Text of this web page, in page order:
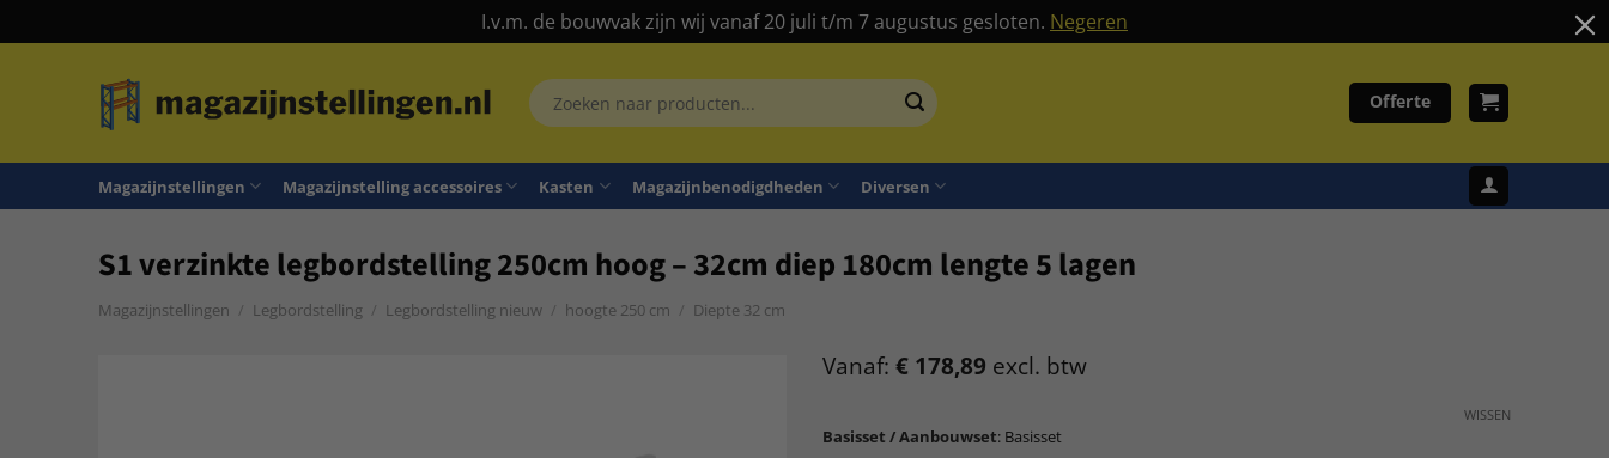
I.v.m. de bouwvak zijn wij vanaf 20 juli t/m 7 augustus gesloten. Negeren
Zoeken
naar:
Offerte
Magazijnstellingen Magazijnstelling accessoires Kasten Magazijnbenodigdheden Diversen
S1 verzinkte legbordstelling 250cm hoog – 32cm diep 180cm lengte 5 lagen
Magazijnstellingen / Legbordstelling / Legbordstelling nieuw / hoogte 250 cm / Diepte 32 cm
Vanaf: € 178,89 excl. btw
Basisset / Aanbouwset: Basisset
WISSEN